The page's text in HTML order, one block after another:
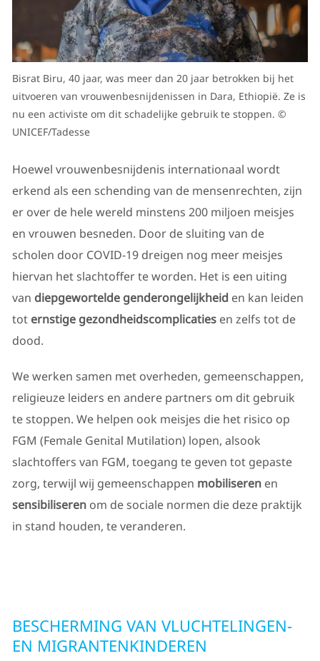
Bisrat Biru, 40 jaar, was meer dan 20 jaar betrokken bij het
uitvoeren van vrouwenbesnijdenissen in Dara, Ethiopië. Ze is
nu een activiste om dit schadelijke gebruik te stoppen. ©
UNICEF/Tadesse
Hoewel vrouwenbesnijdenis internationaal wordt
erkend als een schending van de mensenrechten, zijn
er over de hele wereld minstens 200 miljoen meisjes
en vrouwen besneden. Door de sluiting van de
scholen door COVID-19 dreigen nog meer meisjes
hiervan het slachtoffer te worden. Het is een uiting
van diepgewortelde genderongelijkheiden kan leiden
tot ernstige gezondheidscomplicaties en zelfs tot de
dood.
We werken samen met overheden, gemeenschappen,
religieuze leiders en andere partners om dit gebruik
te stoppen. We helpen ook meisjes die het risico op
FGM (Female Genital Mutilation) lopen, alsook
slachtoffers van FGM, toegang te geven tot gepaste
zorg, terwijl wij gemeenschappen mobiliseren en
sensibiliseren om de sociale normen die deze praktijk
in stand houden, te veranderen.
BESCHERMING VAN VLUCHTELINGEN-
EN MIGRANTENKINDEREN